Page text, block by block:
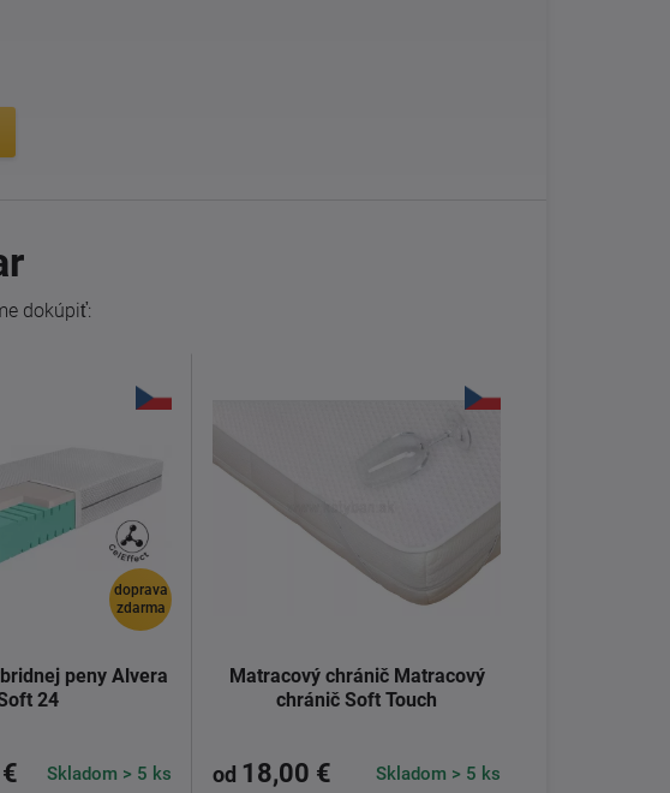
dokúpiť:
doprava
zdarma
peny Alvera
24
Skladom > 5 ks
Matracový chránič Matracový
chránič Soft Touch
od 18,00 € Skladom > 5 ks